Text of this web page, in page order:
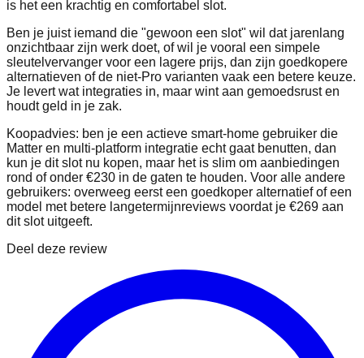
is het een krachtig en comfortabel slot.
Ben je juist iemand die "gewoon een slot" wil dat jarenlang
onzichtbaar zijn werk doet, of wil je vooral een simpele
sleutelvervanger voor een lagere prijs, dan zijn goedkopere
alternatieven of de niet‑Pro varianten vaak een betere keuze.
Je levert wat integraties in, maar wint aan gemoedsrust en
houdt geld in je zak.
Koopadvies: ben je een actieve smart‑home gebruiker die
Matter en multi‑platform integratie echt gaat benutten, dan
kun je dit slot nu kopen, maar het is slim om aanbiedingen
rond of onder €230 in de gaten te houden. Voor alle andere
gebruikers: overweeg eerst een goedkoper alternatief of een
model met betere langetermijnreviews voordat je €269 aan
dit slot uitgeeft.
Deel deze review